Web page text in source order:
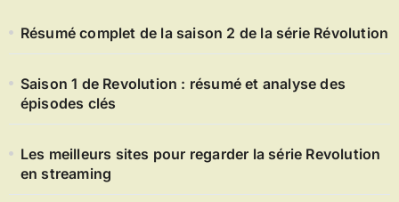
Résumé complet de la saison 2 de la série Révolution
Saison 1 de Revolution : résumé et analyse des
épisodes clés
Les meilleurs sites pour regarder la série Revolution
en streaming